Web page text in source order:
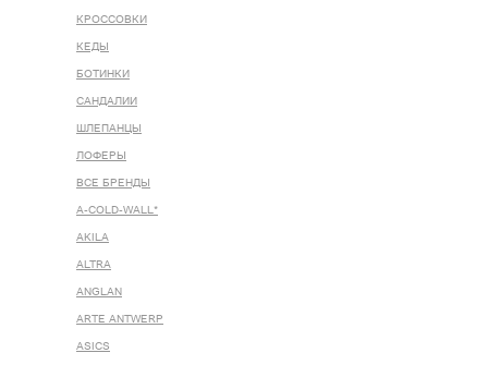
КРОССОВКИ
КЕДЫ
БОТИНКИ
САНДАЛИИ
ШЛЕПАНЦЫ
ЛОФЕРЫ
ВСЕ БРЕНДЫ
A-COLD-WALL*
AKILA
ALTRA
ANGLAN
ARTE ANTWERP
ASICS